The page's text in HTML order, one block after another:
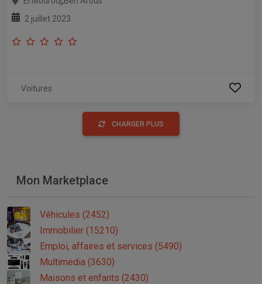
2 juillet 2023
Voitures
CHARGER PLUS
Mon Marketplace
Véhicules (2452)
Immobilier (15210)
Emploi, affaires et services (5490)
Multimedia (3630)
Maisons et enfants (2430)